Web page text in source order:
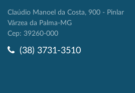
Claúdio Manoel da Costa, 900 - Pinlar
Várzea da Palma-MG
Cep: 39260-000
(38) 3731-3510